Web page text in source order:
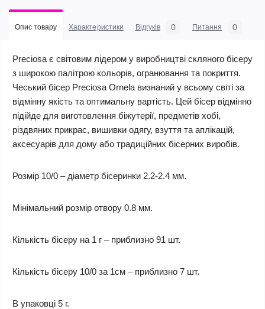
Опис товару Характеристики Відгуків 0 Питання 0
Preciosa є світовим лідером у виробництві скляного бісеру
з широкою палітрою кольорів, огранювання та покриття.
Чеський бісер Preciosa Ornela визнаний у всьому світі за
відмінну якість та оптимальну вартість. Цей бісер відмінно
підійде для виготовлення біжутерії, предметів хобі,
різдвяних прикрас, вишивки одягу, взуття та аплікацій,
аксесуарів для дому або традиційних бісерних виробів.
Розмір 10/0 – діаметр бісеринки 2.2-2.4 мм.
Мінімальний розмір отвору 0.8 мм.
Кількість бісеру на 1 г – приблизно 91 шт.
Кількість бісеру 10/0 за 1см – приблизно 7 шт.
В упаковці 5 г.